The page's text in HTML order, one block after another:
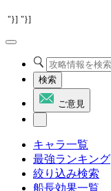
"}] "}]
検索
ご意見
キャラ一覧
最強ランキング
絞り込み検索
船長効果一覧